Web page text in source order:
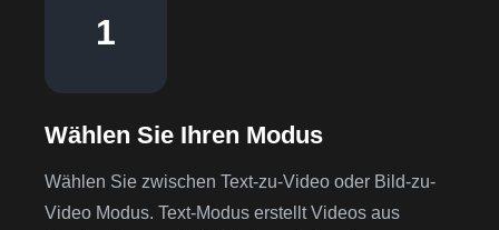
1
Wählen Sie Ihren Modus
Wählen Sie zwischen Text-zu-Video oder Bild-zu-
Video Modus. Text-Modus erstellt Videos aus